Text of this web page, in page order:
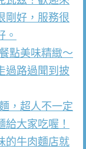
剛好，服務很
。
點美味精緻～
過路過聞到披
，超人不一定
大家吃喔！
的牛肉麵店就